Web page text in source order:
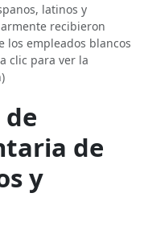
latinos y
recibieron
los empleados blancos
clic para ver la
de
y